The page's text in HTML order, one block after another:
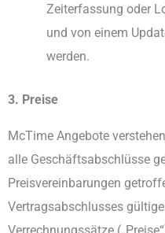
Zeiterfassung oder
und von einem
werden.
3. Preise
McTime Angebote
alle Geschäftsabschlüsse
Preisvereinbarungen
Vertragsabschlusses